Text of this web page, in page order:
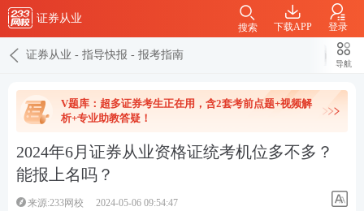
证券从业
下载APP 登录
搜索
证券从业 - 指导快报 - 报考指南
导航
V题库：超多证券考生正在用，含2套考前点题+视频解
析+专业助教答疑！
2024年6月证券从业资格证统考机位多不多？
能报上名吗？
来源:233网校 2024-05-06 09:54:47